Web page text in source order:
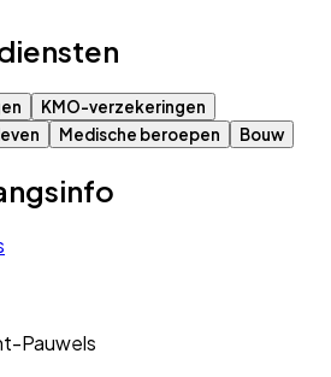
KMO-verzekeringen
Medische beroepen Bouw
Pauwels